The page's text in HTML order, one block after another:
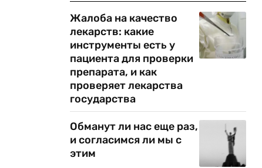
Жалоба на качество
лекарств: какие
инструменты есть у
пациента для проверки
препарата, и как
проверяет лекарства
государства
Обманут ли нас еще раз,
и согласимся ли мы с
этим